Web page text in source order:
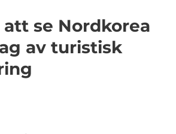
att se Nordkorea
av turistisk